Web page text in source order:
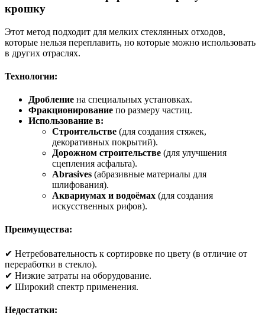
крошку
Этот метод подходит для мелких стеклянных отходов,
которые нельзя переплавить, но которые можно использовать
в других отраслях.
Технологии:
Дробление на специальных установках.
Фракционирование по размеру частиц.
Использование в:
Строительстве (для создания стяжек,
декоративных покрытий).
Дорожном строительстве (для улучшения
сцепления асфальта).
Аbrasives (абразивные материалы для
шлифования).
Аквариумах и водоёмах (для создания
искусственных рифов).
Преимущества:
✔ Нетребовательность к сортировке по цвету (в отличие от
переработки в стекло).
✔ Низкие затраты на оборудование.
✔ Широкий спектр применения.
Недостатки: